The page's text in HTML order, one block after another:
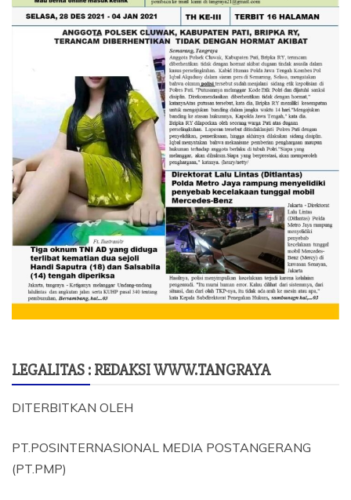
LEGALITAS : REDAKSI WWW.TANGRAYA
DITERBITKAN OLEH
PT.POSINTERNASIONAL MEDIA POSTANGERANG
(PT.PMP)